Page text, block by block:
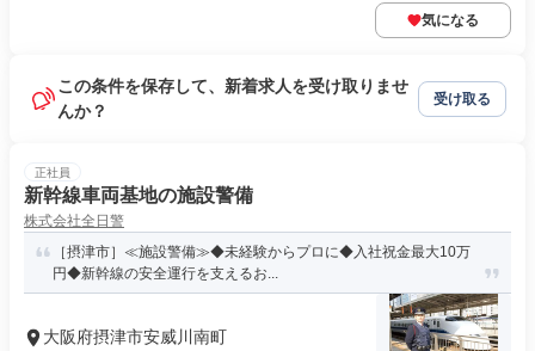
気になる
この条件を保存して、新着求人を受け取りませ
んか？
受け取る
正社員
新幹線車両基地の施設警備
株式会社全日警
［摂津市］≪施設警備≫◆未経験からプロに◆入社祝金最大10万
円◆新幹線の安全運行を支えるお...
大阪府摂津市安威川南町